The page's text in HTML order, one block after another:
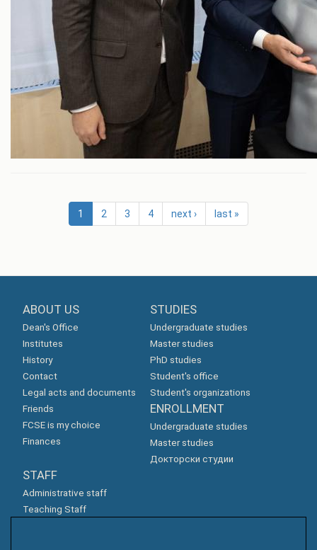
1 2 3 4 next › last »
ABOUT US
Dean's Office
Institutes
History
Contact
Legal acts and documents
Friends
FCSE is my choice
Finances
STUDIES
Undergraduate studies
Master studies
PhD studies
Student's office
Student's organizations
ENROLLMENT
Undergraduate studies
Master studies
Докторски студии
STAFF
Administrative staff
Teaching Staff